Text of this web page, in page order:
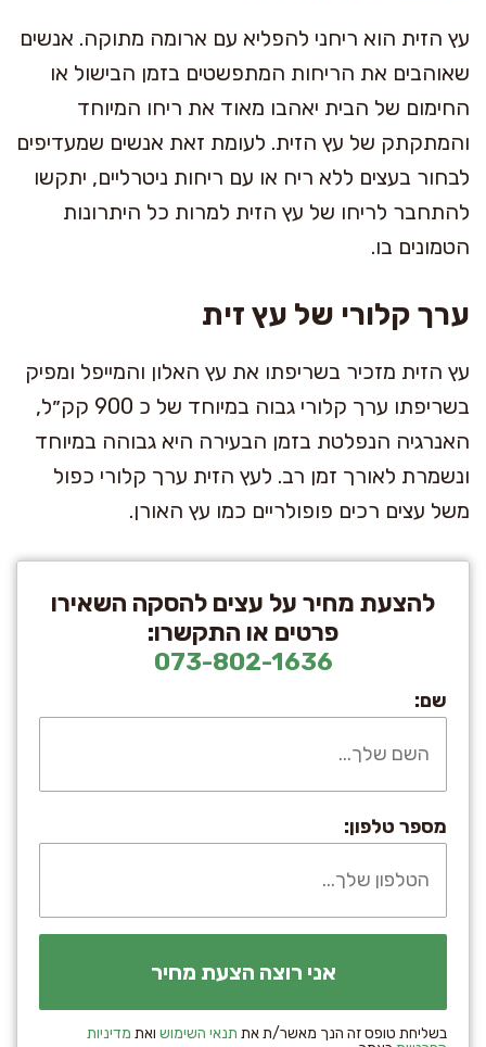
עץ הזית הוא ריחני להפליא עם ארומה מתוקה. אנשים
שאוהבים את הריחות המתפשטים בזמן הבישול או
החימום של הבית יאהבו מאוד את ריחו המיוחד
והמתקתק של עץ הזית. לעומת זאת אנשים שמעדיפים
לבחור בעצים ללא ריח או עם ריחות ניטרליים, יתקשו
להתחבר לריחו של עץ הזית למרות כל היתרונות
הטמונים בו.
ערך קלורי של עץ זית
עץ הזית מזכיר בשריפתו את עץ האלון והמייפל ומפיק
בשריפתו ערך קלורי גבוה במיוחד של כ 900 קק״ל,
האנרגיה הנפלטת בזמן הבעירה היא גבוהה במיוחד
ונשמרת לאורך זמן רב. לעץ הזית ערך קלורי כפול
משל עצים רכים פופולריים כמו עץ האורן.
להצעת מחיר על עצים להסקה השאירו
פרטים או התקשרו:
073-802-1636
שם:
מספר טלפון:
בשליחת טופס זה הנך מאשר/ת את תנאי השימוש ואת מדיניות